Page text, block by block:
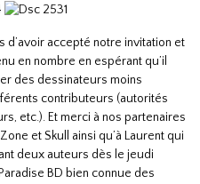
d’avoir accepté notre invitation et
en nombre en espérant qu’il
des dessinateurs moins
contributeurs (autorités
etc.). Et merci à nos partenaires
et Skull ainsi qu’à Laurent qui
deux auteurs dès le jeudi
BD bien connue des